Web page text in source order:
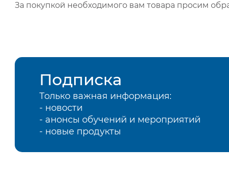
За покупкой необходимого вам товара просим
Подписка
Только важная информация:
- новости
- анонсы обучений и мероприятий
- новые продукты